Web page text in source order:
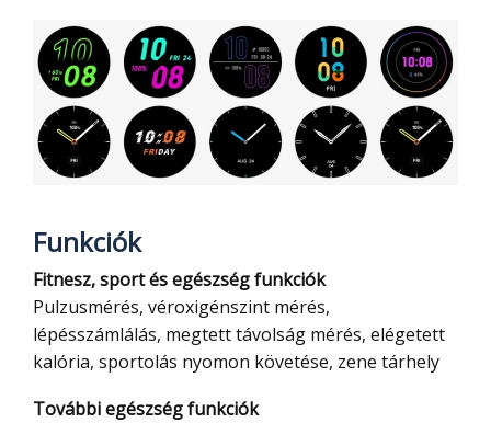
Funkciók
Fitnesz, sport és egészség funkciók
Pulzusmérés, véroxigénszint mérés,
lépésszámlálás, megtett távolság mérés, elégetett
kalória, sportolás nyomon követése, zene tárhely
További egészség funkciók